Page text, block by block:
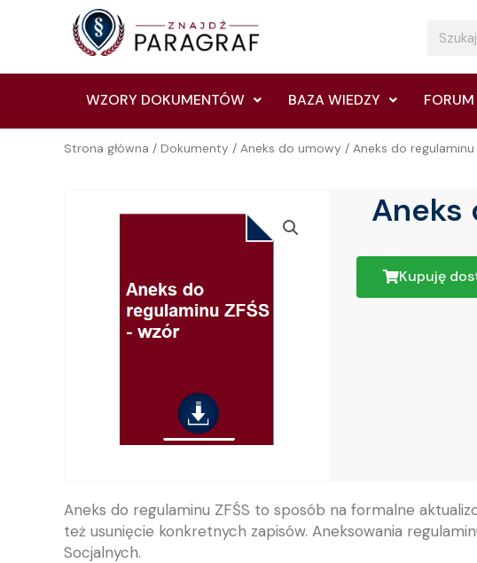
Search
WZORY DOKUMENTÓW BAZA WIEDZY FORUM
Strona główna / Dokumenty / Aneks do umowy / Aneks do regulaminu
Aneks
Kupuję
Aneks do regulaminu ZFŚS to sposób na formalne
też usunięcie konkretnych zapisów. Aneksowania
Socjalnych.